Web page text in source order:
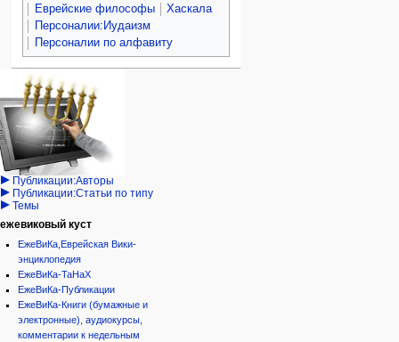
Еврейские философы
Хаскала
Персоналии:Иудаизм
Персоналии по алфавиту
Навигация
персональные инструменты
войти
запрос
учётной
записи
категории
Израиль:Страна и
государство
Иудаизм
Народ
Проекты
Проекты/Участники/
дополнения
Публикации:Авторы
Публикации:Статьи по типу
Темы
ежевиковый куст
ЕжеВиКа,Еврейская Вики-
энциклопедия
ЕжеВиКа-ТаНаХ
ЕжеВиКа-Публикации
ЕжеВиКа-Книги (бумажные и
электронные), аудиокурсы,
комментарии к недельным